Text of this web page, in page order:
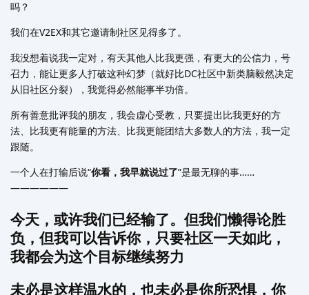
吗？
我们在V2EX和其它邀请制社区见得多了。
我没想着说我一定对，有天其他人比我更强，有更大的公信力，号
召力，能让更多人打破这种幻梦（就好比DC社区中新类脑毅然决定
从旧社区分裂），我觉得必然能事半功倍。
所有善意批评我的朋友，我会虚心受教，只要提出比我更好的方
法、比我更有能量的方法、比我更能团结大多数人的方法，我一定
跟随。
一个人在打输后说“你看，我早就说过了”是最无聊的事……
——————
今天，或许我们已经输了。但我们懒得论胜
负，但我可以告诉你，只要社区一天如此，
我都会为这个目标继续努力
未必是这样温水的，也未必是你所恐惧，你